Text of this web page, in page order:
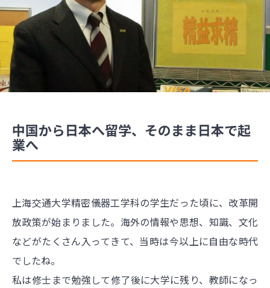
中国から日本へ留学、そのまま日本で起
業へ
上海交通大学精密儀器工学科の学生だった頃に、改革開
放政策が始まりました。海外の情報や思想、知識、文化
などがたくさん入ってきて、当時は今以上に自由な時代
でしたね。
私は修士まで勉強して修了後に大学に残り、教師になっ